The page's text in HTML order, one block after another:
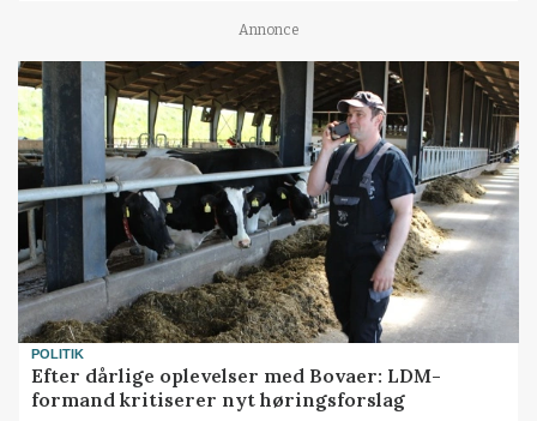
Annonce
POLITIK
Efter dårlige oplevelser med Bovaer: LDM-
formand kritiserer nyt høringsforslag